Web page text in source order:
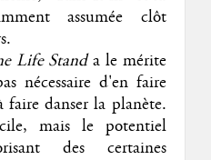
assumée clôt
Life Standa le mérite
nécessaire d'en faire
faire danser la planète.
mais le potentiel
des certaines